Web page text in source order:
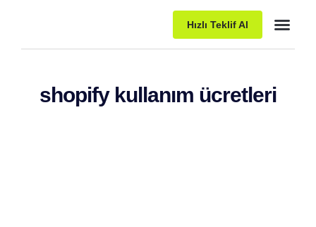
Hızlı Teklif Al
shopify kullanım ücretleri